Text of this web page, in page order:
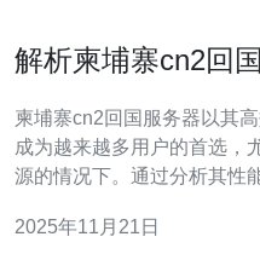
解析柬埔寨cn2回
柬埔寨cn2回国服务器以其
成为越来越多用户的首选，
源的情况下。通过分析其性
颖而出。特别推荐德讯电讯
2025年11月21日